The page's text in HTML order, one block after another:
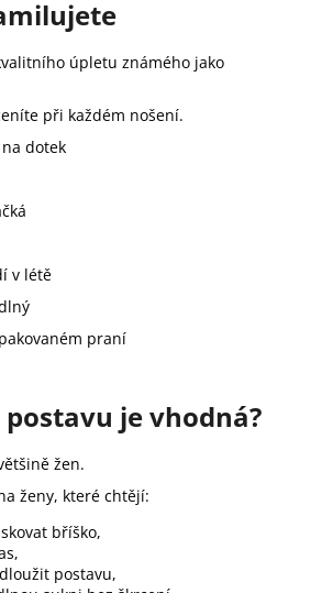
úpletu známého jako
při každém nošení.
dotek
v létě
praní
je vhodná?
žen.
ženy, které chtějí:
bříško,
postavu,